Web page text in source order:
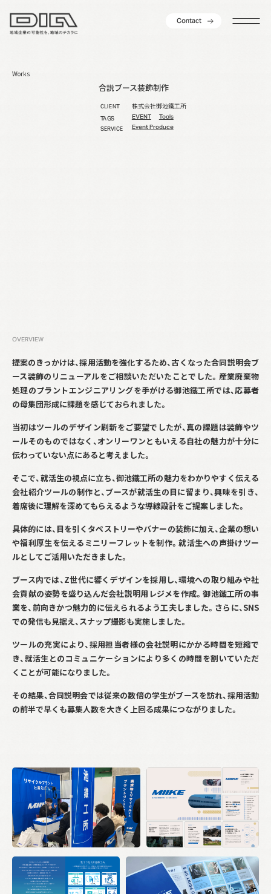
Contact
Works
合説ブース装飾制作
CLIENT 株式会社御池鐵工所
TAGS EVENT Tools
SERVICE Event Produce
OVERVIEW
提案のきっかけは、採用活動を強化するため、古くなった合同説明会ブ
ース装飾のリニューアルをご相談いただいたことでした。産業廃棄物
処理のプラントエンジニアリングを手がける御池鐵工所では、応募者
の母集団形成に課題を感じておられました。
当初はツールのデザイン刷新をご要望でしたが、真の課題は装飾やツ
ールそのものではなく、オンリーワンともいえる自社の魅力が十分に
伝わっていない点にあると考えました。
そこで、就活生の視点に立ち、御池鐵工所の魅力をわかりやすく伝える
会社紹介ツールの制作と、ブースが就活生の目に留まり、興味を引き、
着席後に理解を深めてもらえるような導線設計をご提案しました。
具体的には、目を引くタペストリーやバナーの装飾に加え、企業の想い
や福利厚生を伝えるミニリーフレットを制作。就活生への声掛けツー
ルとしてご活用いただきました。
ブース内では、 Z世代に響くデザインを採用し、環境への取り組みや社
会貢献の姿勢を盛り込んだ会社説明用レジメを作成。御池鐵工所の事
業を、前向きかつ魅力的に伝えられるよう工夫しました。さらに、SNS
での発信も見据え、スナップ撮影も実施しました。
ツールの充実により、採用担当者様の会社説明にかかる時間を短縮で
き、就活生とのコミュニケーションにより多くの時間を割いていただ
くことが可能になりました。
その結果、合同説明会では従来の数倍の学生がブースを訪れ、採用活動
の前半で早くも募集人数を大きく上回る成果につながりました。